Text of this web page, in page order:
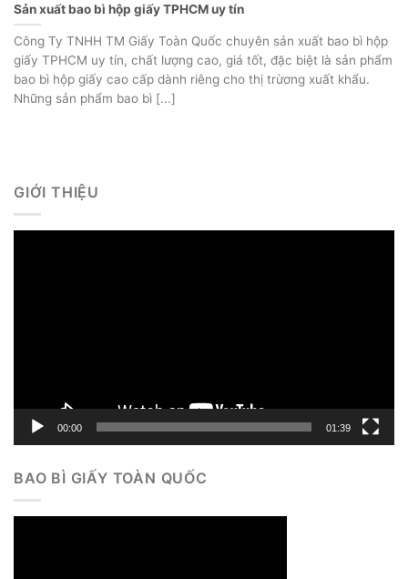
Sản xuất bao bì hộp giấy TPHCM uy tín
Công Ty TNHH TM Giấy Toàn Quốc chuyên sản xuất bao bì hộp
giấy TPHCM uy tín, chất lượng cao, giá tốt, đặc biệt là sản phẩm
bao bì hộp giấy cao cấp dành riêng cho thị trừơng xuất khẩu.
Những sản phẩm bao bì [...]
GIỚI THIỆU
00:00 01:39
BAO BÌ GIẤY TOÀN QUỐC